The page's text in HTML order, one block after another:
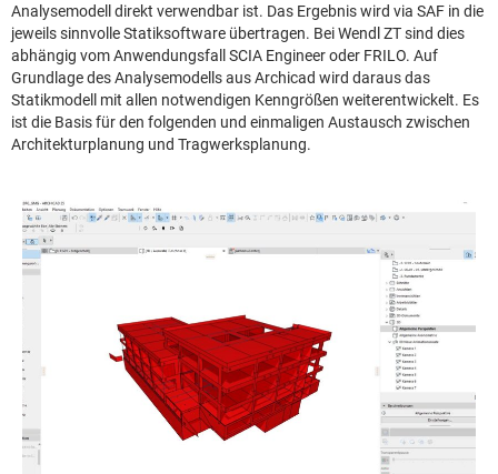
Analysemodell direkt verwendbar ist. Das Ergebnis wird via SAF in die
jeweils sinnvolle Statiksoftware übertragen. Bei Wendl ZT sind dies
abhängig vom Anwendungsfall SCIA Engineer oder FRILO. Auf
Grundlage des Analysemodells aus Archicad wird daraus das
Statikmodell mit allen notwendigen Kenngrößen weiterentwickelt. Es
ist die Basis für den folgenden und einmaligen Austausch zwischen
Architekturplanung und Tragwerksplanung.